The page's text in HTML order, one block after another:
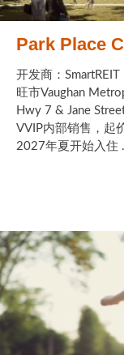
Park Place
开发商：SmartREIT
旺市Vaughan
Hwy 7 & Jane
VVIP内部销售，起
2027年夏开始入住